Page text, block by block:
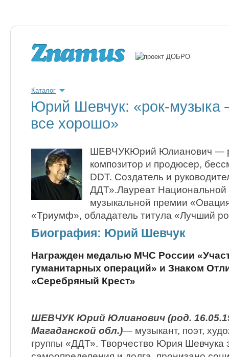
Каталог
Юрий Шевчук: «рок-музыка
все хорошо»
ШЕВЧУКЮрий Юлианович —
композитор и продюсер,
DDT. Создатель и
ДДТ».Лауреат Национальной
музыкальной премии
«Триумф», обладатель титула «Лучший
Биография: Юрий Шевчук
Награжден медалью МЧС России
гуманитарных операций» и Знаком
«Серебряный Крест»
ШЕВЧУК Юрий Юлианович (род.
Магаданской обл.)— музыкант, поэт,
группы «ДДТ». Творчество Юрия Шевчука